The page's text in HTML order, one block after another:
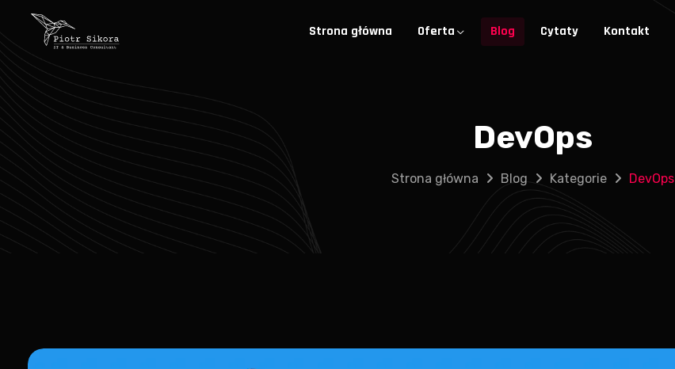
Strona główna Oferta Blog Cytaty Kontakt
DevOps
Strona główna Blog Kategorie DevOps